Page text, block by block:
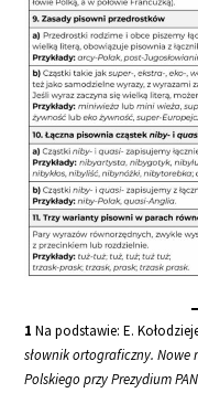
1 Na podstawie: E.
słownik ortograficzny. Nowe
Polskiego przy Prezydium